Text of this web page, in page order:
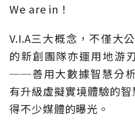
We are in！
V.I.A三大概念，不僅大
的新創團隊亦運用地游
──善用大數據智慧分
有升級虛擬實境體驗的
得不少媒體的曝光。